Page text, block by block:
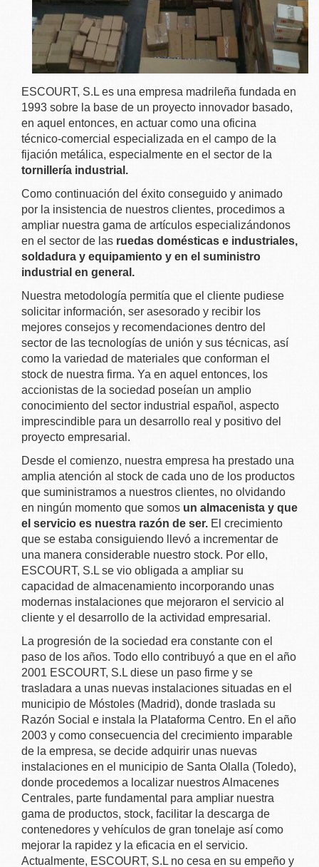
ESCOURT, S.L es una empresa madrileña fundada en
1993 sobre la base de un proyecto innovador basado,
en aquel entonces, en actuar como una oficina
técnico-comercial especializada en el campo de la
fijación metálica, especialmente en el sector de la
tornillería industrial.
Como continuación del éxito conseguido y animado
por la insistencia de nuestros clientes, procedimos a
ampliar nuestra gama de artículos especializándonos
en el sector de las ruedas domésticas e industriales,
soldadura y equipamiento y en el suministro
industrial en general.
Nuestra metodología permitía que el cliente pudiese
solicitar información, ser asesorado y recibir los
mejores consejos y recomendaciones dentro del
sector de las tecnologías de unión y sus técnicas, así
como la variedad de materiales que conforman el
stock de nuestra firma. Ya en aquel entonces, los
accionistas de la sociedad poseían un amplio
conocimiento del sector industrial español, aspecto
imprescindible para un desarrollo real y positivo del
proyecto empresarial.
Desde el comienzo, nuestra empresa ha prestado una
amplia atención al stock de cada uno de los productos
que suministramos a nuestros clientes, no olvidando
en ningún momento que somos un almacenista y que
el servicio es nuestra razón de ser. El crecimiento
que se estaba consiguiendo llevó a incrementar de
una manera considerable nuestro stock. Por ello,
ESCOURT, S.L se vio obligada a ampliar su
capacidad de almacenamiento incorporando unas
modernas instalaciones que mejoraron el servicio al
cliente y el desarrollo de la actividad empresarial.
La progresión de la sociedad era constante con el
paso de los años. Todo ello contribuyó a que en el año
2001 ESCOURT, S.L diese un paso firme y se
trasladara a unas nuevas instalaciones situadas en el
municipio de Móstoles (Madrid), donde traslada su
Razón Social e instala la Plataforma Centro. En el año
2003 y como consecuencia del crecimiento imparable
de la empresa, se decide adquirir unas nuevas
instalaciones en el municipio de Santa Olalla (Toledo),
donde procedemos a localizar nuestros Almacenes
Centrales, parte fundamental para ampliar nuestra
gama de productos, stock, facilitar la descarga de
contenedores y vehículos de gran tonelaje así como
mejorar la rapidez y la eficacia en el servicio.
Actualmente, ESCOURT, S.L no cesa en su empeño y